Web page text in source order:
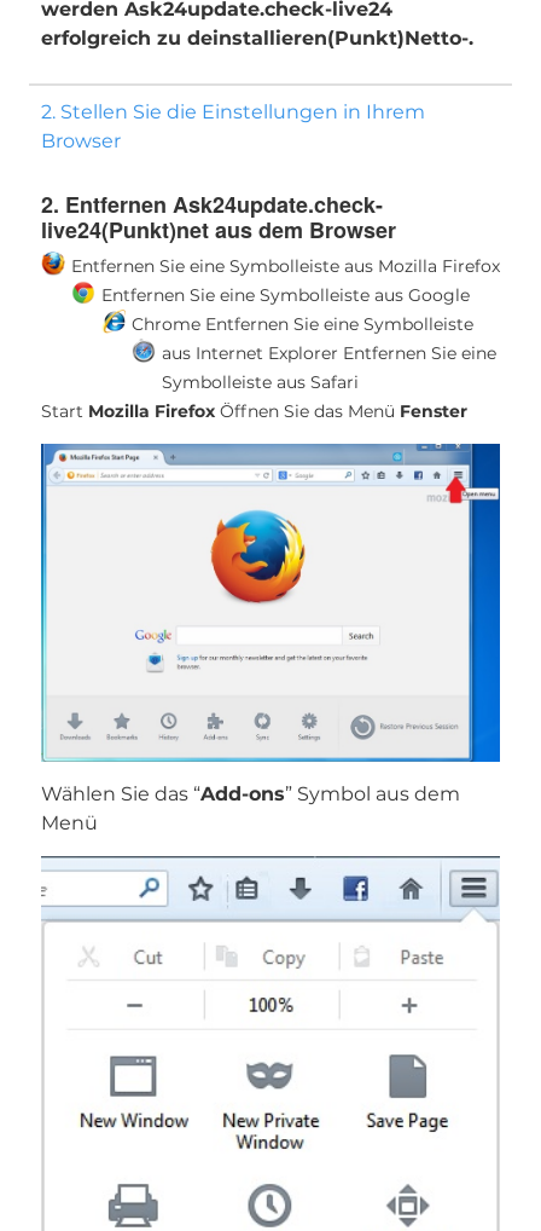
werden Ask24update.check-live24
erfolgreich zu deinstallieren(Punkt)Netto-.
2. Stellen Sie die Einstellungen in Ihrem
Browser
2. Entfernen Ask24update.check-
live24(Punkt)net aus dem Browser
Entfernen Sie eine Symbolleiste aus Mozilla Firefox
Entfernen Sie eine Symbolleiste aus Google
ChromeEntfernen Sie eine Symbolleiste
aus Internet Explorer Entfernen Sie eine
Symbolleiste aus Safari
Start Mozilla FirefoxÖffnen Sie das Menü Fenster
Wählen Sie das “Add-ons” Symbol aus dem
Menü